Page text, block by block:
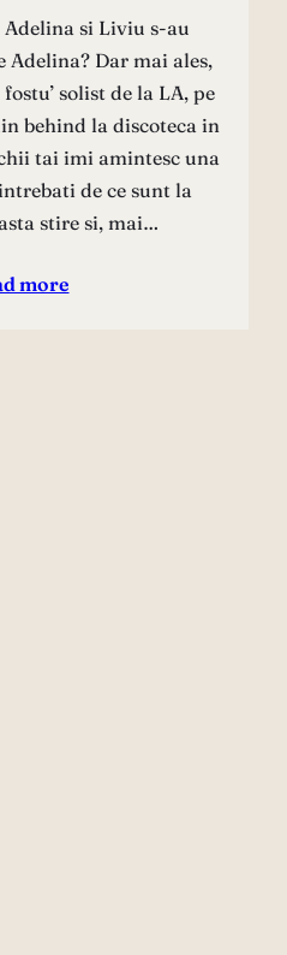
si Liviu s-au
Adelina? Dar mai ales,
solist de la LA, pe
behind la discoteca in
tai imi amintesc una
de ce sunt la
stire si, mai…
more